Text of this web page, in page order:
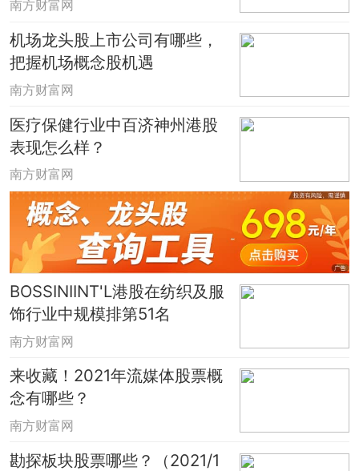
ISPGLOBAL港股估值来说，行业排名第33
位。
行业成长性对比排名：
在所属的资讯科技器材行业中，从行业平
均成长性来看，2020年第四季度，营业利
润同比增长率0.74%。。
数据由南方财富网提供，仅供参考，不构
成投资建议，据此操作，风险自担。股市
有风险，投资需谨慎。
南方财富网
机场龙头股上市公司有哪些，
把握机场概念股机遇
南方财富网
医疗保健行业中百济神州港股
表现怎么样？
南方财富网
BOSSINIINT'L港股在纺织及服
饰行业中规模排第51名
南方财富网
来收藏！2021年流媒体股票概
念有哪些？
南方财富网
勘探板块股票哪些？（2021/1